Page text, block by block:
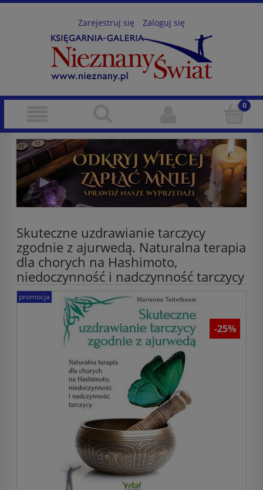
Zarejestruj się Zaloguj się
Skuteczne uzdrawianie tarczycy
zgodnie z ajurwedą. Naturalna terapia
dla chorych na Hashimoto,
niedoczynność i nadczynność tarczycy
promocja
-25%